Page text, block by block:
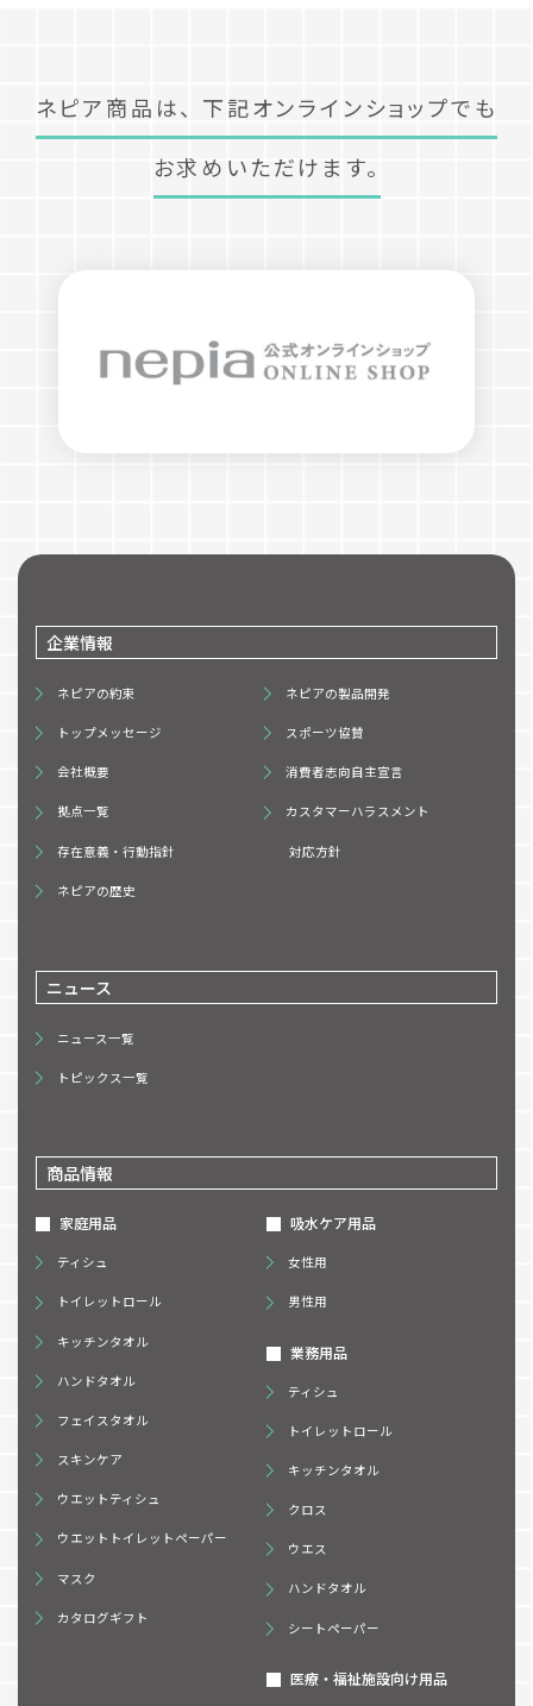
ネピア商品は、 下記オンラインショップでも
お求めいただけます。
企業情報
ネピアの約束
トップメッセージ
会社概要
拠点一覧
存在意義・行動指針
ネピアの歴史
ネピアの製品開発
スポーツ協賛
消費者志向自主宣言
カスタマーハラスメント
対応方針
ニュース
ニュース一覧
トピックス一覧
商品情報
家庭用品
ティシュ
トイレットロール
キッチンタオル
ハンドタオル
フェイスタオル
スキンケア
ウエットティシュ
ウエットトイレットペーパー
マスク
カタログギフト
吸水ケア用品
女性用
男性用
業務用品
ティシュ
トイレットロール
キッチンタオル
クロス
ウエス
ハンドタオル
シートペーパー
医療・福祉施設向け用品